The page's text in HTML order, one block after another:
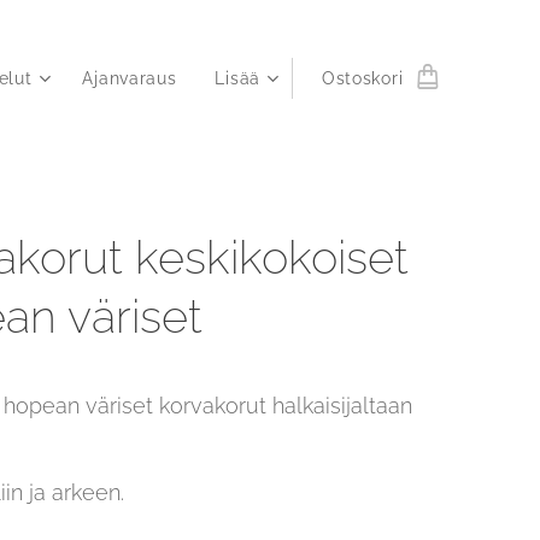
Ajanvaraus Lisää Ostoskori
keskikokoiset
väriset
väriset korvakorut halkaisijaltaan
ja arkeen.